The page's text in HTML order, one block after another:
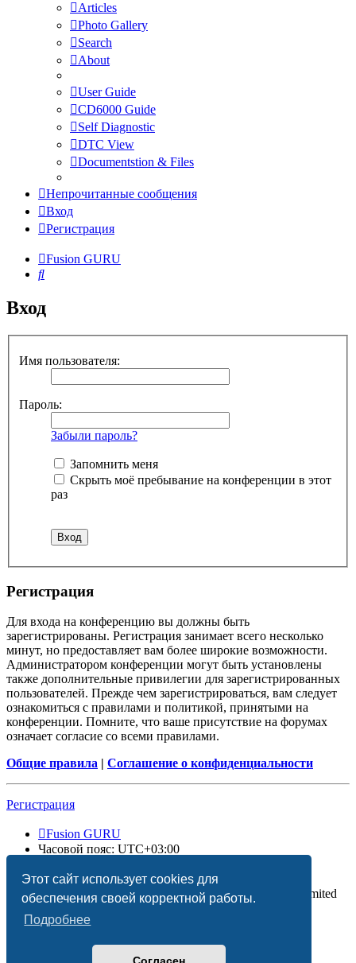
Этот сайт использует cookies для
обеспечения своей корректной работы.
Подробнее
Articles
Photo Gallery
Search
About
User Guide
CD6000 Guide
Self Diagnostic
DTC View
Documentstion & Files
Непрочитанные сообщения
Вход
Регистрация
Fusion GURU
Поиск
Вход
Имя пользователя:
Пароль:
Забыли пароль?
Запомнить меня
Скрыть моё пребывание на конференции в этот
раз
Регистрация
Для входа на конференцию вы должны быть
зарегистрированы. Регистрация занимает всего несколько
минут, но предоставляет вам более широкие возможности.
Администратором конференции могут быть установлены
также дополнительные привилегии для зарегистрированных
пользователей. Прежде чем зарегистрироваться, вам следует
ознакомиться с правилами и политикой, принятыми на
конференции. Помните, что ваше присутствие на форумах
означает согласие со всеми правилами.
Общие правила | Соглашение о конфиденциальности
Регистрация
Fusion GURU
Часовой пояс: UTC+03:00
Создано на основеphpBB® Forum Software © phpBB Limited